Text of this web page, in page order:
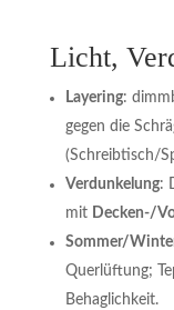
Licht,
Layering:
gegen die
(Schreibtisch/
Verdunkelung:
mit Decken-/
Sommer/
Querlüftung;
Behaglichkeit.